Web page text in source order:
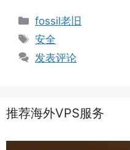
分
类
fossil老旧
标
签
安全
发表评论
推荐海外VPS服务